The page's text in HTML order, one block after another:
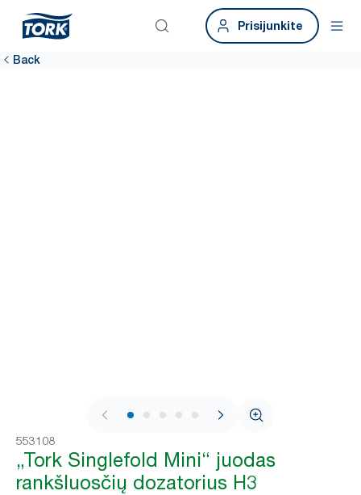
Prisijunkite
Back
1 / 8
553108
„Tork Singlefold Mini“ juodas
rankšluosčių dozatorius H3